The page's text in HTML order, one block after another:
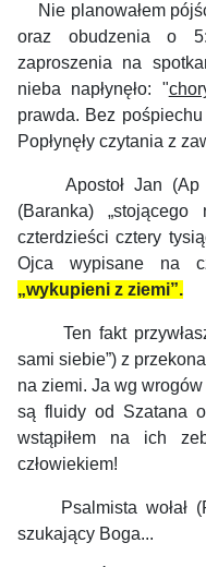
Nie planowałem
oraz obudzenia o
zaproszenia na
nieba napłynęło: "
prawda. Bez
Popłynęły czytania z
Apostoł Jan (Ap
(Baranka)
czterdzieści cztery
Ojca wypisane na
„wykupieni z ziemi”.
Ten fakt
sami siebie”) z
na ziemi. Ja wg
są fluidy od Szatana
wstąpiłem na ich
człowiekiem!
Psalmista wołał
szukający Boga...